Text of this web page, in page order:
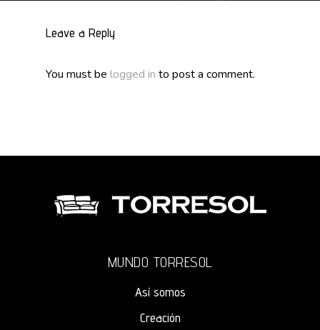
Leave a Reply
You must be logged in to post a comment.
MUNDO TORRESOL
Así somos
Creación